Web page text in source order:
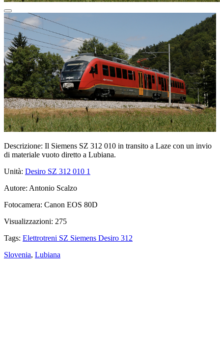
Descrizione: Il Siemens SZ 312 010 in transito a Laze con un invio
di materiale vuoto diretto a Lubiana.
Unità: Desiro SZ 312 010 1
Autore: Antonio Scalzo
Fotocamera: Canon EOS 80D
Visualizzazioni: 275
Tags: Elettrotreni SZ Siemens Desiro 312
Slovenia, Lubiana